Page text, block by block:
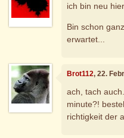
ich bin neu
Bin schon
erwartet...
Brot112, 22.
ach, tach
minute?!
richtigkeit der